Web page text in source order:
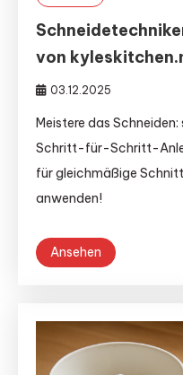
von
03.12.2025
Meistere das
Schritt-für-Schritt-
für gleichmäßige
anwenden!
Ansehen